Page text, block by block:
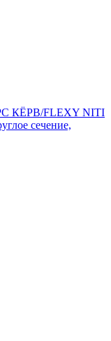
КЁРВ/FLEXY NITI
сечение,